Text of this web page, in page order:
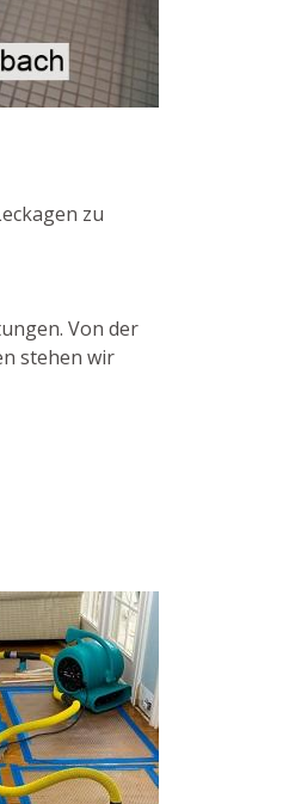
zu
Von der
stehen wir